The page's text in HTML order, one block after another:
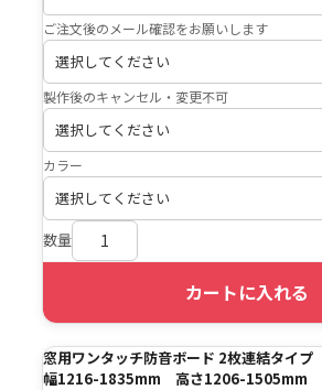
ご注文後のメール確認をお願いします
製作後のキャンセル・変更不可
カラー
数量
カートに入れる
窓用ワンタッチ防音ボード 2枚連結タイプ
幅1216-1835mm 高さ1206-1505mm